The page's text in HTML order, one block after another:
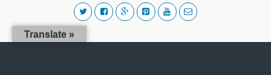
Translate »